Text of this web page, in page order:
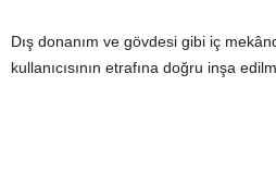
Dış donanım ve gövdesi gibi iç
kullanıcısının etrafına doğru inşa